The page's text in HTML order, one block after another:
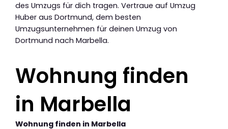
des Umzugs für dich tragen. Vertraue auf Umzug
Huber aus Dortmund, dem besten
Umzugsunternehmen für deinen Umzug von
Dortmund nach Marbella.
Wohnung finden
in Marbella
Wohnung finden in Marbella